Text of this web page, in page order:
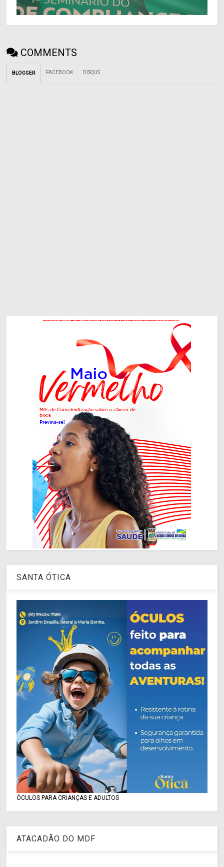
COMMENTS
BLOGGER FACEBOOK DISQUS
SANTA ÓTICA
ÓCULOS PARA CRIANÇAS E ADULTOS
ATACADÃO DO MDF